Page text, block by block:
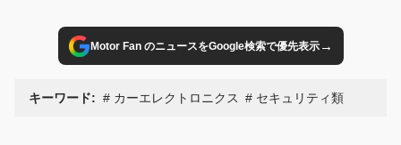
Motor Fan のニュースをGoogle検索で優先表示→
キーワード: カーエレクトロニクス セキュリティ類